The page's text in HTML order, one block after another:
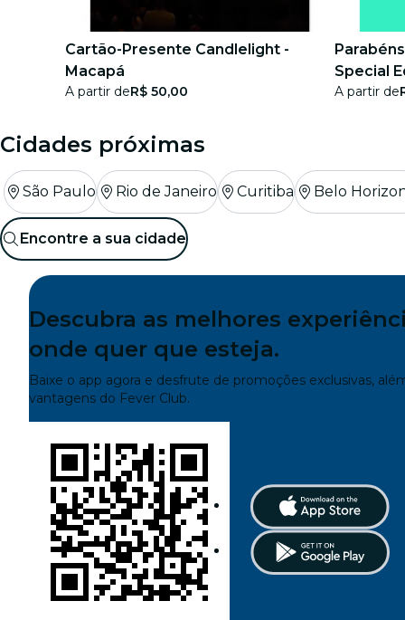
shows
restaurantes
cinema
Cartão-Presente Candlelight -
Macapá
A partir deR$ 50,00
Special
A partir de
Cidades próximas
São Paulo Rio de Janeiro Curitiba Belo
Encontre a sua cidade
Descubra as melhores
onde quer que esteja.
Baixe o app agora e desfrute de promoções exclusivas,
vantagens do Fever Club.